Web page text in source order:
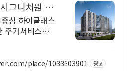
그니처원 대
심 하이클래스
주거서비스를
place/1033303901 광고